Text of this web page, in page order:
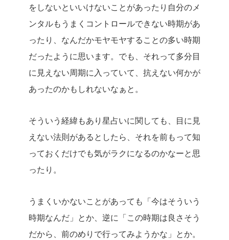
をしないといいけないことがあったり自分のメ
ンタルもうまくコントロールできない時期があ
ったり、なんだかモヤモヤすることの多い時期
だったように思います。でも、それって多分目
に見えない周期に入っていて、抗えない何かが
あったのかもしれないなぁと。
そういう経緯もあり星占いに関しても、目に見
えない法則があるとしたら、それを前もって知
っておくだけでも気がラクになるのかなーと思
ったり。
うまくいかないことがあっても「今はそういう
時期なんだ」とか、逆に「この時期は良さそう
だから、前のめりで行ってみようかな」とか。